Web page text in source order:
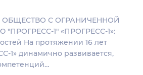
ОБЩЕСТВО С ОГРАНИЧЕННОЙ
1" «ПРОГРЕСС-1»:
На протяжении 16 лет
1» динамично развивается,